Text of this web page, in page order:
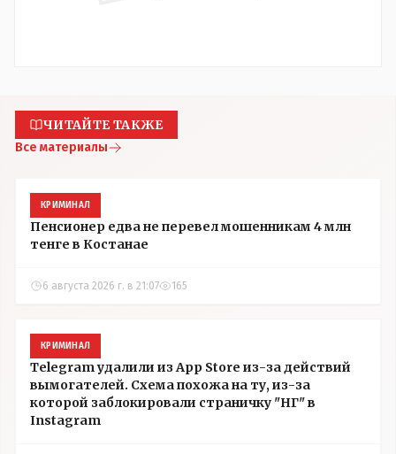
ЧИТАЙТЕ ТАКЖЕ
Все материалы
КРИМИНАЛ
Пенсионер едва не перевел мошенникам 4 млн
тенге в Костанае
6 августа 2026 г. в 21:07 165
КРИМИНАЛ
Telegram удалили из App Store из-за действий
вымогателей. Схема похожа на ту, из-за
которой заблокировали страничку "НГ" в
Instagram